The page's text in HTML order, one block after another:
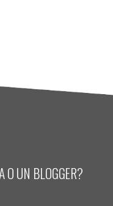
O UN BLOGGER?